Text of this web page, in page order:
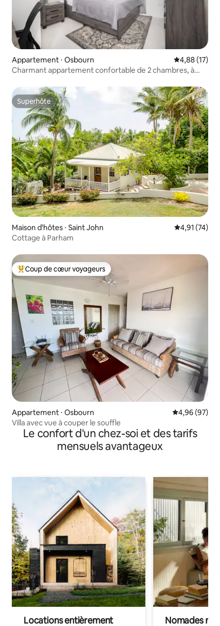
Appartement ⋅ Osbourn Évaluation
4,88 (17)
Charmant appartement confortable de 2 chambres, à
Superhôte
Superhôte
Maison d'hôtes ⋅ Saint John Évaluation
4,91 (74)
Cottage à Parham
Coups de cœur voyageurs les plus appréciés
Coup de cœur voyageurs
Appartement ⋅ Osbourn Évaluation
4,96 (97)
Villa avec vue à couper le souffle
Le confort d'un chez-soi et des tarifs
mensuels avantageux
Locations entièrement Nomades